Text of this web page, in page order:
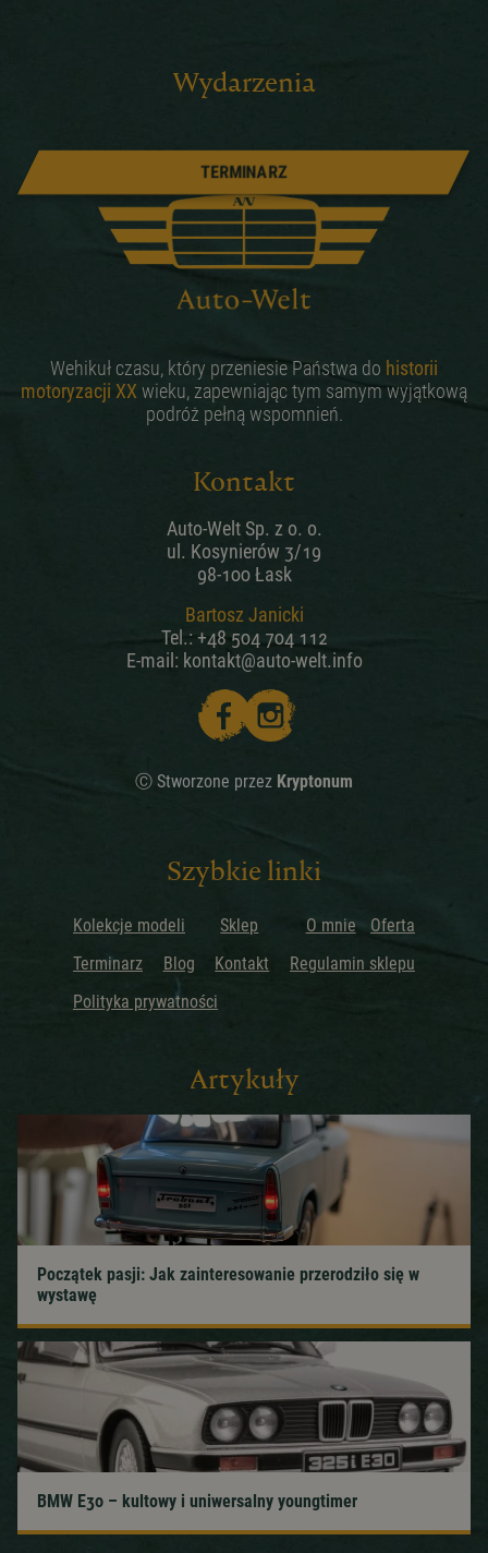
Wehikuł czasu, który przeniesie Państwa do historii
motoryzacji XX wieku, zapewniając tym samym wyjątkową
podróż pełną wspomnień.
Kontakt
Auto-Welt Sp. z o. o.
ul. Kosynierów 3/19
98-100 Łask
Bartosz Janicki
Tel.: +48 504 704 112
E-mail: kontakt@auto-welt.info
Ⓒ Stworzone przez Kryptonum
Szybkie linki
Kolekcje modeli Sklep O mnie
Oferta
Terminarz
Blog Kontakt
Regulamin sklepu
Polityka prywatności
Artykuły
Początek pasji: Jak zainteresowanie przerodziło się w
wystawę
BMW E30 – kultowy i uniwersalny youngtimer
Wydarzenia
TERMINARZ